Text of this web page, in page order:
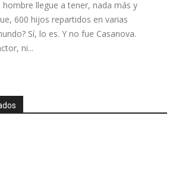
hombre llegue a tener, nada más y
600 hijos repartidos en varias
Sí, lo es. Y no fue Casanova.
ni...